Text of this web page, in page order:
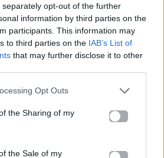
opt-out of the further
information by third parties on the
participants. This information may
to third parties on the IAB’s List of
that may further disclose it to other
Opt Outs
the Sharing of my
the Sale of my
υποφέρω
σου και το ξέρω
μετανιώνω
αυτό τον πόνο
πολλά
ζήσω ξανά
καμιά